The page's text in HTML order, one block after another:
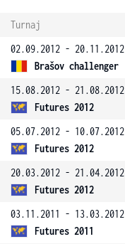
Turnaj
02.09.2012 - 20.11.2012
Brašov challenger
15.08.2012 - 21.08.2012
Futures 2012
05.07.2012 - 10.07.2012
Futures 2012
20.03.2012 - 21.04.2012
Futures 2012
03.11.2011 - 13.03.2012
Futures 2011